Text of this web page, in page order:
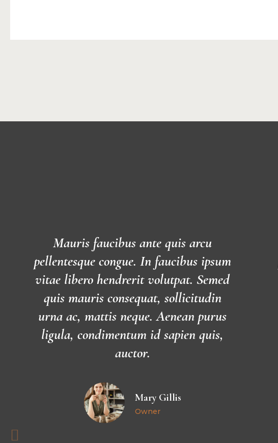
Mauris faucibus ante quis arcu
pellentesque congue. In faucibus ipsum
vitae libero hendrerit volutpat. Semed
quis mauris consequat, sollicitudin
urna ac, mattis neque. Aenean purus
ligula, condimentum id sapien quis,
auctor.
Mary Gillis
Owner